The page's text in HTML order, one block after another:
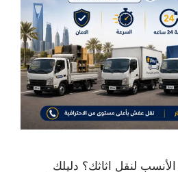
لنقل اثاثك؟ دليلك